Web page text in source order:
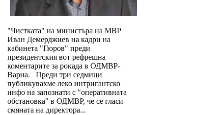
"Чистката" на министъра на МВР
Иван Демерджиев на кадри на
кабинета "Гюров" преди
президентския вот рефрешна
коментарите за рокада в ОДМВР-
Варна. Преди три седмици
публикувахме леко интригантско
инфо на запознати с "оперативната
обстановка" в ОДМВР, че се гласи
смяната на директора...